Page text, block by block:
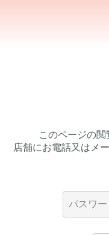
このページの閲
店舗にお電話又はメ